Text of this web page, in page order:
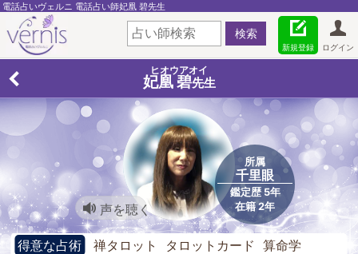
電話占いヴェルニ 電話占い師妃凰 碧先生
ログイン
新規登録
ヒオウアオイ
妃凰 碧先生
所属
千里眼
鑑定歴 5年
在籍 2年
声を聴く
得意な占術
禅タロット タロットカード 算命学